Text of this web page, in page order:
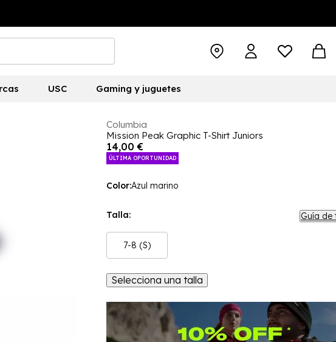
USC Gaming y juguetes
Columbia
Mission Peak Graphic T-Shirt Juniors
14,00 €
ÚLTIMA OPORTUNIDAD
Color:Azul marino
Talla: Guía de
7-8 (S)
Selecciona una talla